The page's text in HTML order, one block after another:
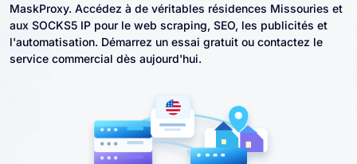
MaskProxy. Accédez à de véritables résidences Missouries et
aux SOCKS5 IP pour le web scraping, SEO, les publicités et
l'automatisation. Démarrez un essai gratuit ou contactez le
service commercial dès aujourd'hui.